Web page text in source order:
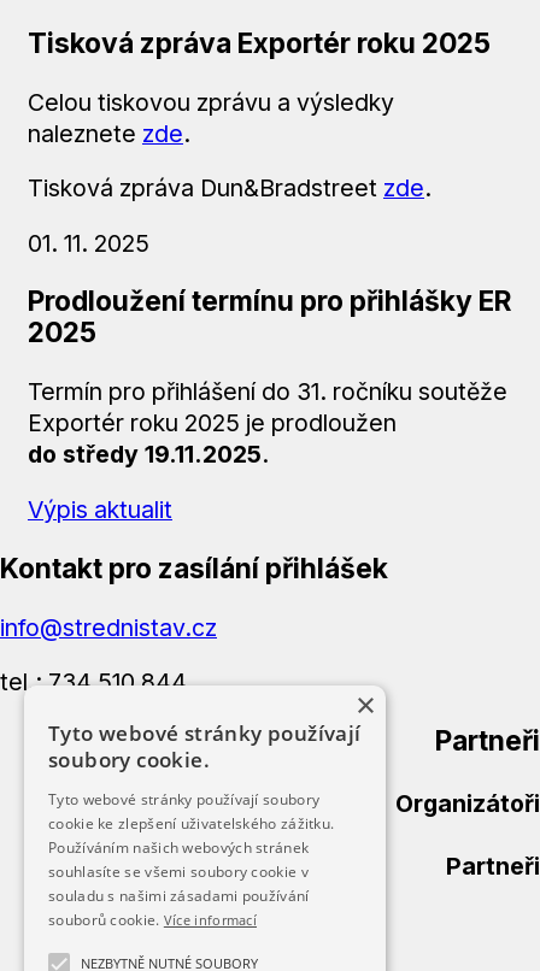
Tisková zpráva Exportér roku 2025
Celou tiskovou zprávu a výsledky
naleznete zde.
Tisková zpráva Dun&Bradstreet zde.
01. 11. 2025
Prodloužení termínu pro přihlášky ER
2025
Termín pro přihlášení do 31. ročníku soutěže
Exportér roku 2025 je prodloužen
do středy 19.11.2025.
Výpis aktualit
Kontakt pro zasílání přihlášek
info@strednistav.cz
tel.: 734 510 844
Partneři
Organizátoři
Partneři
Úvod
Přihláška
×
Tyto webové stránky používají
soubory cookie.
Tyto webové stránky používají soubory
cookie ke zlepšení uživatelského zážitku.
Používáním našich webových stránek
souhlasíte se všemi soubory cookie v
souladu s našimi zásadami používání
souborů cookie. Více informací
NEZBYTNĚ NUTNÉ SOUBORY